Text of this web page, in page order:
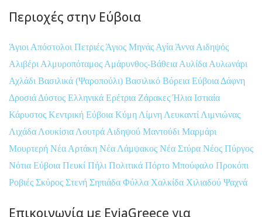
Περιοχές στην Εύβοια
Άγιοι Απόστολοι Πετριές Άγιος Μηνάς Αγία Άννα Αιδηψός
Αλιβέρι Αλμυροπόταμος Αμάρυνθος-Βάθεια Αυλίδα Αυλωνάρι
Αχλάδι Βασιλικά (Ψαροπούλι) Βασιλικό Βόρεια Εύβοια Δάφνη
Δροσιά Δύστος Ελληνικά Ερέτρια ΖάρακεςΉλια Ιστιαία
Κάρυστος Κεντρική Εύβοια Κύμη Λίμνη Λευκαντί Λιμνιώνας
Λιχάδα Λουκίσια Λουτρά Αιδηψού Μαντούδι Μαρμάρι
Μουρτερή Νέα Αρτάκη Νέα Λάμψακος Νέα Στύρα Νέος Πύργος
Νότια Εύβοια Πευκί Πήλι Πολιτικά Πόρτο Μπούφαλο Προκόπι
Ροβιές Σκύρος Στενή Σηπιάδα Φύλλα Χαλκίδα Χιλιαδού Ψαχνά
Επικοινωνία με EviaGreece για